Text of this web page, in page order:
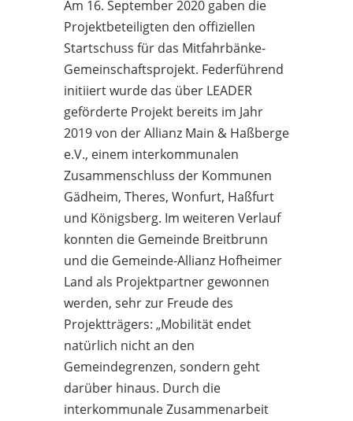
Am 16. September 2020 gaben die
Projektbeteiligten den offiziellen
Startschuss für das Mitfahrbänke-
Gemeinschaftsprojekt. Federführend
initiiert wurde das über LEADER
geförderte Projekt bereits im Jahr
2019 von der Allianz Main & Haßberge
e.V., einem interkommunalen
Zusammenschluss der Kommunen
Gädheim, Theres, Wonfurt, Haßfurt
und Königsberg. Im weiteren Verlauf
konnten die Gemeinde Breitbrunn
und die Gemeinde-Allianz Hofheimer
Land als Projektpartner gewonnen
werden, sehr zur Freude des
Projektträgers: „Mobilität endet
natürlich nicht an den
Gemeindegrenzen, sondern geht
darüber hinaus. Durch die
interkommunale Zusammenarbeit